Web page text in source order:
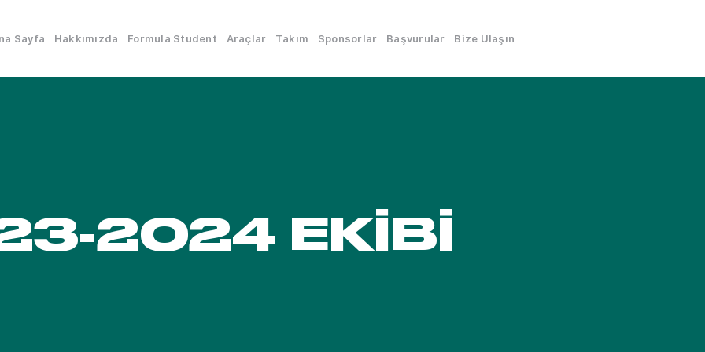
Sayfa Hakkımızda Formula Student Araçlar Takım Sponsorlar Başvurular Bize Ulaşın
2024 EKİBİ